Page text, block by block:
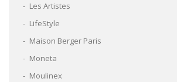
Les Artistes
LifeStyle
Maison Berger Paris
Moneta
Moulinex